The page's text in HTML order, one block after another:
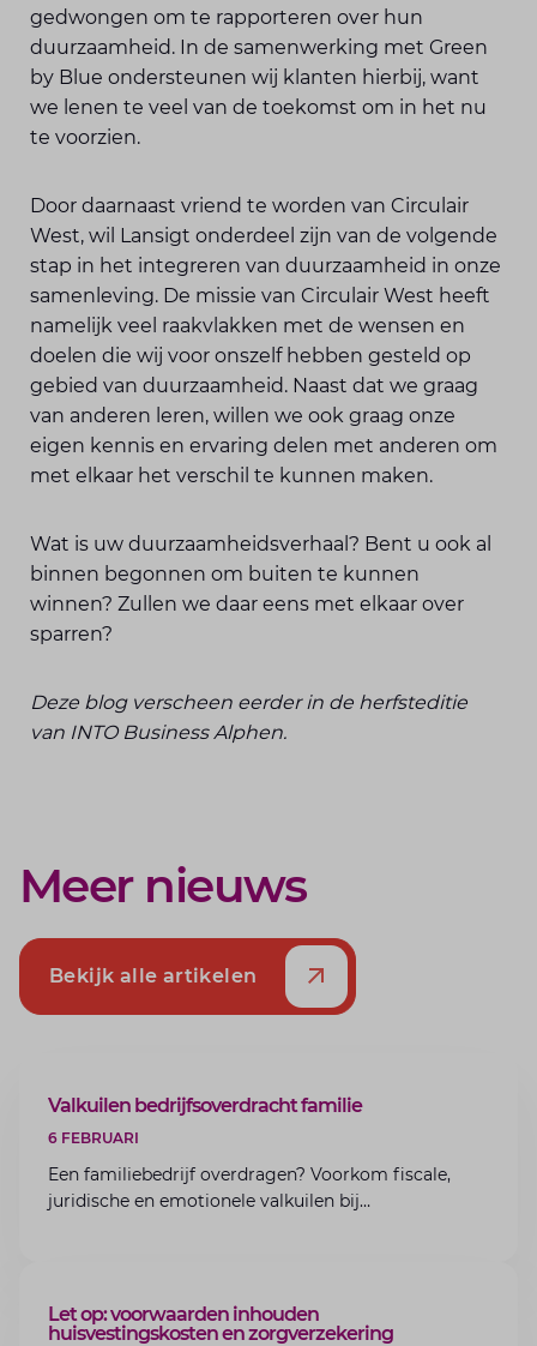
gedwongen om te rapporteren over hun
duurzaamheid. In de samenwerking met Green
by Blue ondersteunen wij klanten hierbij, want
we lenen te veel van de toekomst om in het nu
te voorzien.
Door daarnaast vriend te worden van Circulair
West, wil Lansigt onderdeel zijn van de volgende
stap in het integreren van duurzaamheid in onze
samenleving. De missie van Circulair West heeft
namelijk veel raakvlakken met de wensen en
doelen die wij voor onszelf hebben gesteld op
gebied van duurzaamheid. Naast dat we graag
van anderen leren, willen we ook graag onze
eigen kennis en ervaring delen met anderen om
met elkaar het verschil te kunnen maken.
Wat is uw duurzaamheidsverhaal? Bent u ook al
binnen begonnen om buiten te kunnen
winnen? Zullen we daar eens met elkaar over
sparren?
Deze blog verscheen eerder in de herfsteditie
van INTO Business Alphen.
Meer nieuws
Bekijk alle artikelen
ARTIKEL
Valkuilen bedrijfsoverdracht familie
6 FEBRUARI
Een familiebedrijf overdragen? Voorkom fiscale,
juridische en emotionele valkuilen bij
ARTIKEL
Let op: voorwaarden inhouden
huisvestingskosten en zorgverzekering